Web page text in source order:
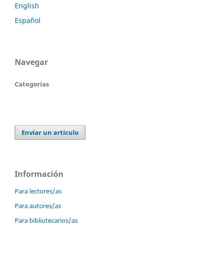
English
Español
Navegar
Categorías
Enviar un artículo
Información
Para lectores/as
Para autores/as
Para bibliotecarios/as